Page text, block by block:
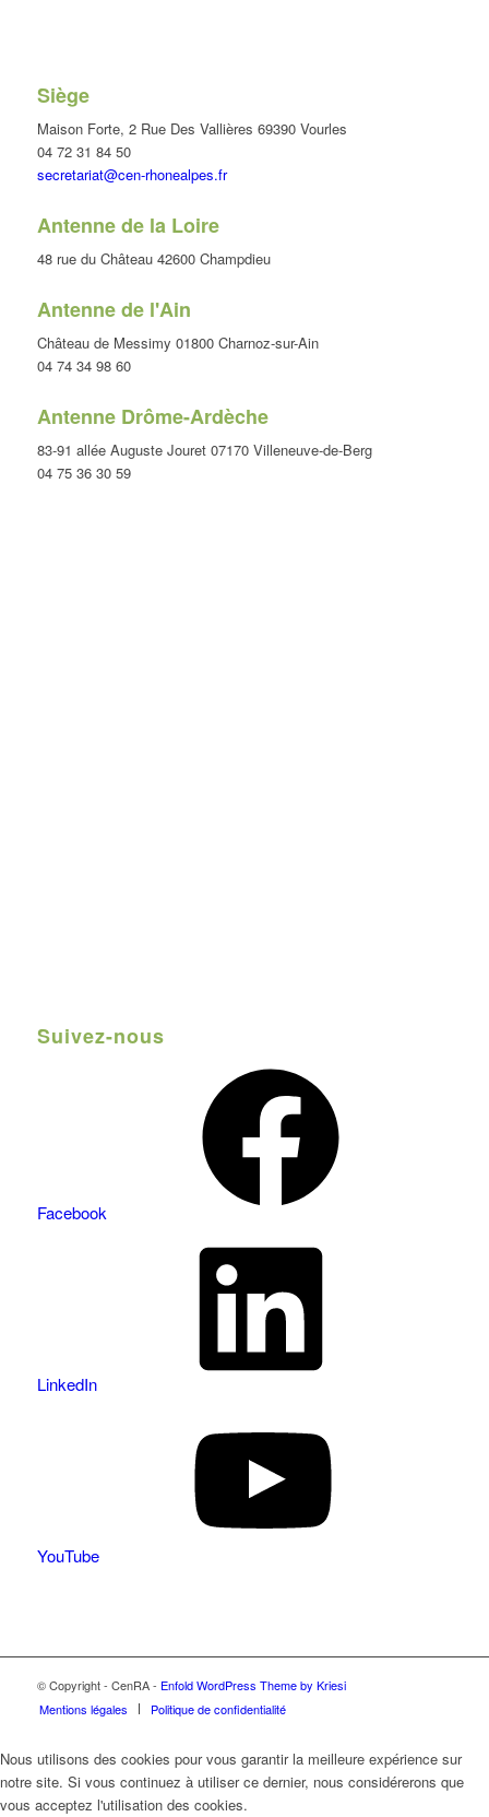
Siège
Maison Forte, 2 Rue Des Vallières 69390 Vourles
04 72 31 84 50
secretariat@cen-rhonealpes.fr
Antenne de la Loire
48 rue du Château 42600 Champdieu
Antenne de l'Ain
Château de Messimy 01800 Charnoz-sur-Ain
04 74 34 98 60
Antenne Drôme-Ardèche
83-91 allée Auguste Jouret 07170 Villeneuve-de-Berg
04 75 36 30 59
Suivez-nous
Facebook
LinkedIn
YouTube
© Copyright - CenRA - Enfold WordPress Theme by Kriesi
Mentions légales
Politique de confidentialité
Nous utilisons des cookies pour vous garantir la meilleure expérience sur
notre site. Si vous continuez à utiliser ce dernier, nous considérerons que
vous acceptez l'utilisation des cookies.